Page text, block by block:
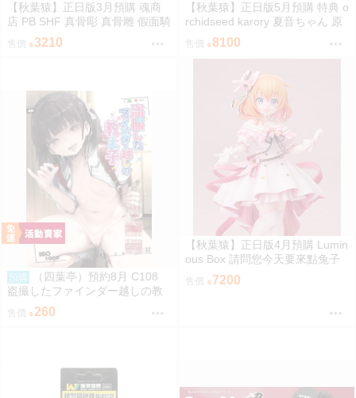
【秋葉猿】正日版3月預購 魂商
店 PB SHF 真骨彫 真骨雕 假面騎
士 鎧武 斬月 哈密瓜
售價 3210
【秋葉猿】正日版5月預購 特典 o
rchidseed karory 夏音ちゃん 原
畫 1/6 PVC 完成品
售價 8100
預購
（四葉亭）預約8月 C108
盗撮したファインダー越しの教
え子 なまもななせ
260
【秋葉猿】正日版4月預購 Lumin
ous Box 請問您今天要來點兔子
嗎？ 保登心愛 禮服 1/7 PVC 完
成品
7200